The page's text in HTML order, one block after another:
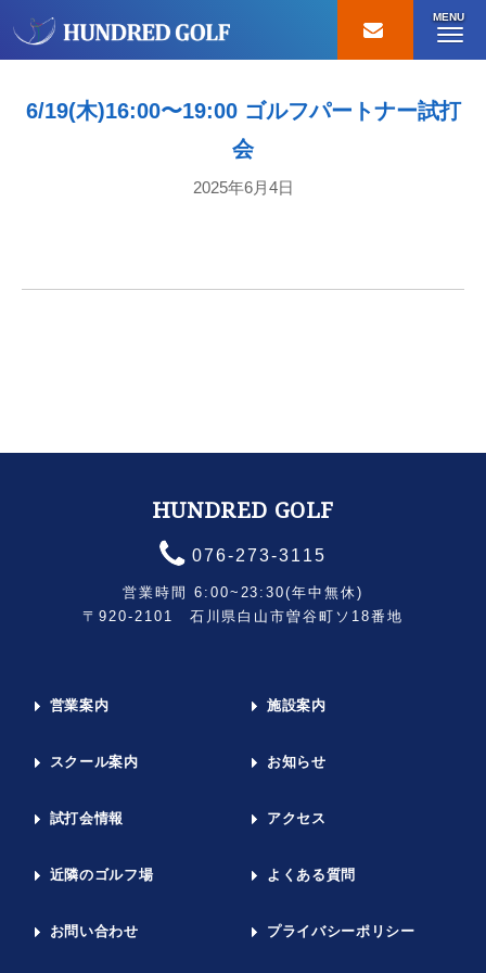
MENU
6/19(木)16:00〜19:00 ゴルフパートナー試打
会
2025年6月4日
HUNDRED GOLF
076-273-3115
営業時間 6:00~23:30(年中無休)
〒920-2101 石川県白山市曽谷町ソ18番地
営業案内 施設案内
スクール案内 お知らせ
試打会情報 アクセス
近隣のゴルフ場 よくある質問
お問い合わせ プライバシーポリシー